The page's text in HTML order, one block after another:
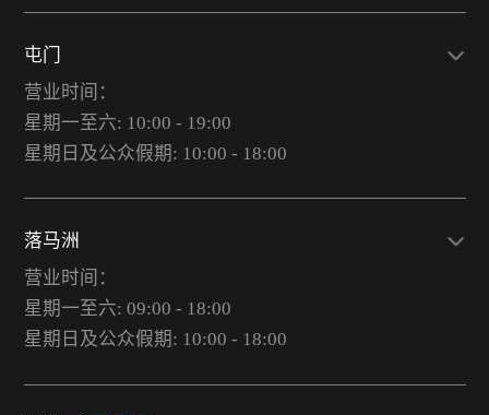
屯门
营业时间：
星期一至六: 10:00 - 19:00
星期日及公众假期: 10:00 - 18:00
落马洲
营业时间：
星期一至六: 09:00 - 18:00
星期日及公众假期: 10:00 - 18:00